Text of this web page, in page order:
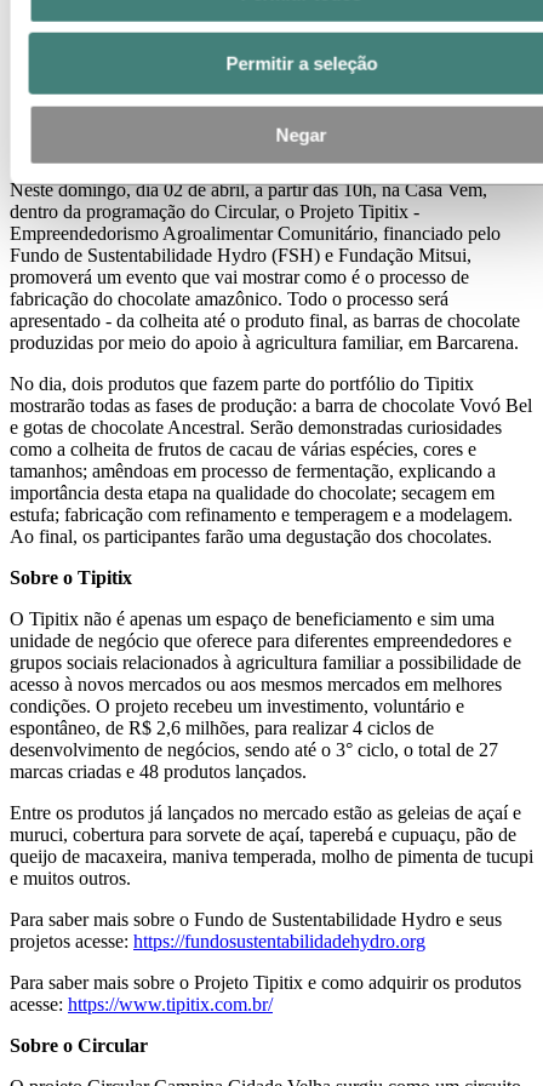
Permitir a seleção
Negar
Neste domingo, dia 02 de abril, a partir das 10h, na Casa Vem,
dentro da programação do Circular, o Projeto Tipitix -
Empreendedorismo Agroalimentar Comunitário, financiado pelo
Fundo de Sustentabilidade Hydro (FSH) e Fundação Mitsui,
promoverá um evento que vai mostrar como é o processo de
fabricação do chocolate amazônico. Todo o processo será
apresentado - da colheita até o produto final, as barras de chocolate
produzidas por meio do apoio à agricultura familiar, em Barcarena.
No dia, dois produtos que fazem parte do portfólio do Tipitix
mostrarão todas as fases de produção: a barra de chocolate Vovó Bel
e gotas de chocolate Ancestral. Serão demonstradas curiosidades
como a colheita de frutos de cacau de várias espécies, cores e
tamanhos; amêndoas em processo de fermentação, explicando a
importância desta etapa na qualidade do chocolate; secagem em
estufa; fabricação com refinamento e temperagem e a modelagem.
Ao final, os participantes farão uma degustação dos chocolates.
Sobre o Tipitix
O Tipitix não é apenas um espaço de beneficiamento e sim uma
unidade de negócio que oferece para diferentes empreendedores e
grupos sociais relacionados à agricultura familiar a possibilidade de
acesso à novos mercados ou aos mesmos mercados em melhores
condições. O projeto recebeu um investimento, voluntário e
espontâneo, de R$ 2,6 milhões, para realizar 4 ciclos de
desenvolvimento de negócios, sendo até o 3° ciclo, o total de 27
marcas criadas e 48 produtos lançados.
Entre os produtos já lançados no mercado estão as geleias de açaí e
muruci, cobertura para sorvete de açaí, taperebá e cupuaçu, pão de
queijo de macaxeira, maniva temperada, molho de pimenta de tucupi
e muitos outros.
Para saber mais sobre o Fundo de Sustentabilidade Hydro e seus
projetos acesse: https://fundosustentabilidadehydro.org
Para saber mais sobre o Projeto Tipitix e como adquirir os produtos
acesse: https://www.tipitix.com.br/
Sobre o Circular